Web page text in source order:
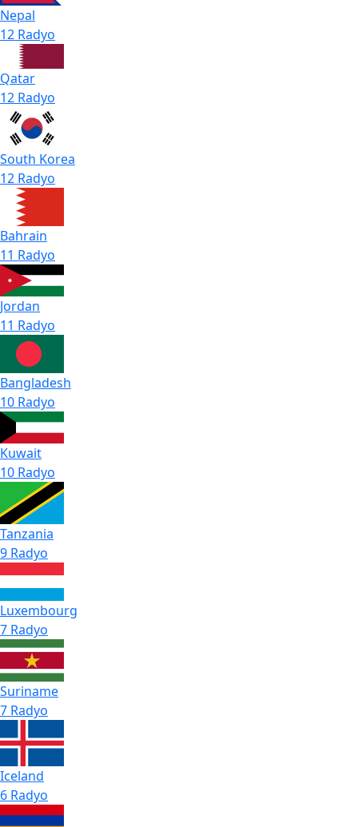
Nepal
12 Radyo
Qatar
12 Radyo
South Korea
12 Radyo
Bahrain
11 Radyo
Jordan
11 Radyo
Bangladesh
10 Radyo
Kuwait
10 Radyo
Tanzania
9 Radyo
Luxembourg
7 Radyo
Suriname
7 Radyo
Iceland
6 Radyo